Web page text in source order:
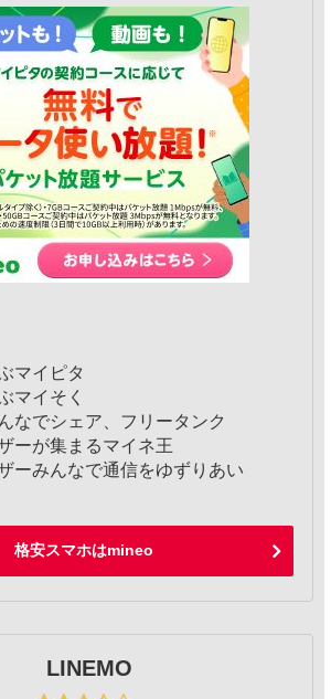
マイピタ
マイそく
なでシェア、フリータンク
ーが集まるマイネ王
ーみんなで通信をゆずりあい
格安スマホはmineo
LINEMO